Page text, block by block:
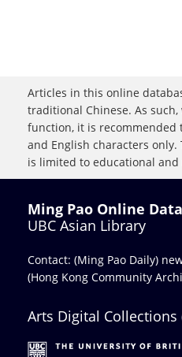
Articles in this online
traditional Chinese. As
function, it is recommended
and English characters
is limited to educational
Ming Pao Online
UBC Asian Library
Contact: (Ming Pao Daily)
(Hong Kong Community
Arts Digital Collections